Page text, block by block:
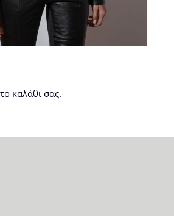
καλάθι σας.